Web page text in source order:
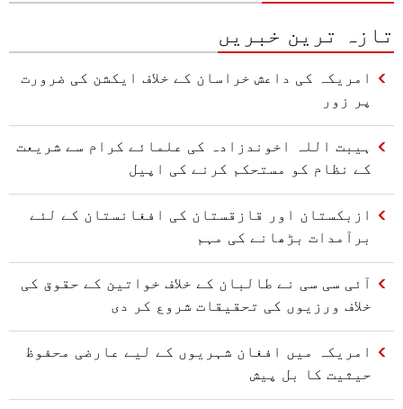
تازہ ترین خبریں
امریکہ کی داعش خراسان کے خلاف ایکشن کی ضرورت
پر زور
ہیبت اللہ اخوندزادہ کی علمائے کرام سے شریعت
کے نظام کو مستحکم کرنے کی اپیل
ازبکستان اور قازقستان کی افغانستان کے لئے
برآمدات بڑھانے کی مہم
آئی سی سی نے طالبان کے خلاف خواتین کے حقوق کی
خلاف ورزیوں کی تحقیقات شروع کر دی
امریکہ میں افغان شہریوں کے لیے عارضی محفوظ
حیثیت کا بل پیش